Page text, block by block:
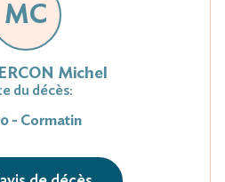
MC
Michel
du décès:
- Cormatin